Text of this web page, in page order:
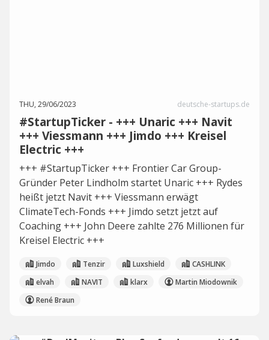
THU, 29/06/2023 deutsche-startups.de
#StartupTicker - +++ Unaric +++ Navit
+++ Viessmann +++ Jimdo +++ Kreisel
Electric +++
+++ #StartupTicker +++ Frontier Car Group-
Gründer Peter Lindholm startet Unaric +++ Rydes
heißt jetzt Navit +++ Viessmann erwägt
ClimateTech-Fonds +++ Jimdo setzt jetzt auf
Coaching +++ John Deere zahlte 276 Millionen für
Kreisel Electric +++
Jimdo Tenzir Luxshield
CASHLINK
elvah
NAVIT klarx
Martin Miodownik
René Braun